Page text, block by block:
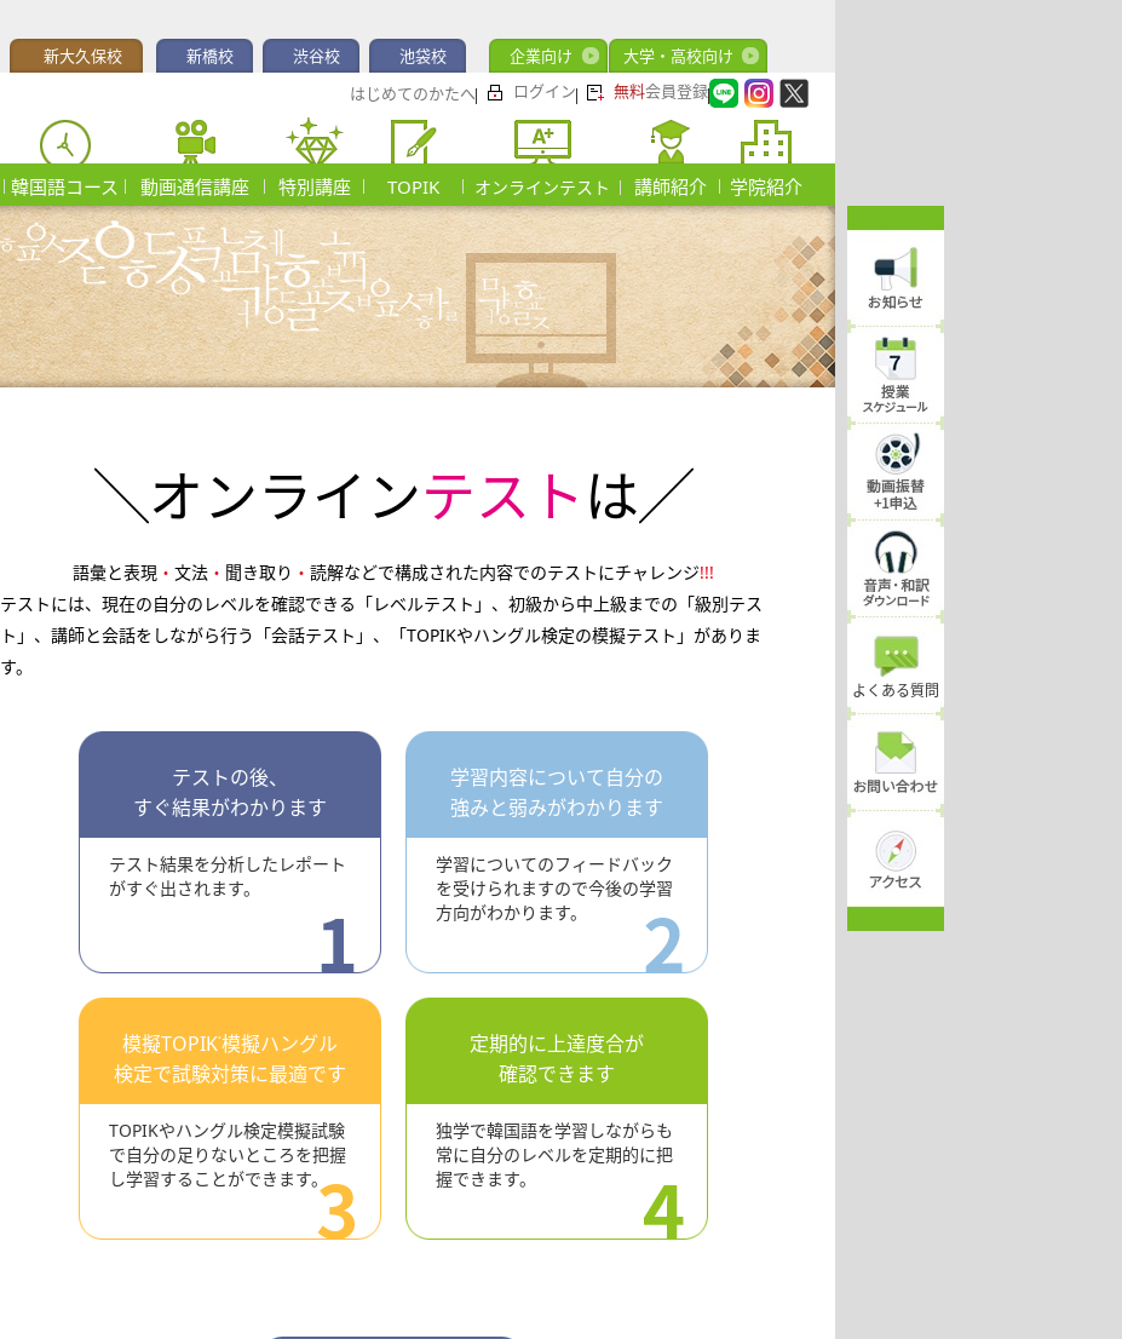
新大久保校 新橋校 渋谷校 池袋校 企業向け
大学・高校向け
はじめてのかたへ
ログイン 無料会員登録
韓国語コース 動画通信講座 特別講座 TOPIK オンラインテスト 講師紹介 学院紹介
╲オンラインテストは╱
語彙と表現 ・ 文法 ・ 聞き取り ・ 読解などで構成された内容でのテストにチャレンジ!!!
テストには、現在の自分のレベルを確認できる「レベルテスト」、初級から中上級までの「級別テス
ト」、講師と会話をしながら行う「会話テスト」、「TOPIKやハングル検定の模擬テスト」がありま
す。
テストの後、
すぐ結果がわかります
テスト結果を分析したレポート
がすぐ出されます。
学習内容について自分の
強みと弱みがわかります
学習についてのフィードバック
を受けられますので今後の学習
方向がわかります。
模擬TOPIK˙模擬ハングル
検定で試験対策に最適です
TOPIKやハングル検定模擬試験
で自分の足りないところを把握
し学習することができます。
定期的に上達度合が
確認できます
独学で韓国語を学習しながらも
常に自分のレベルを定期的に把
握できます。
よくある質問